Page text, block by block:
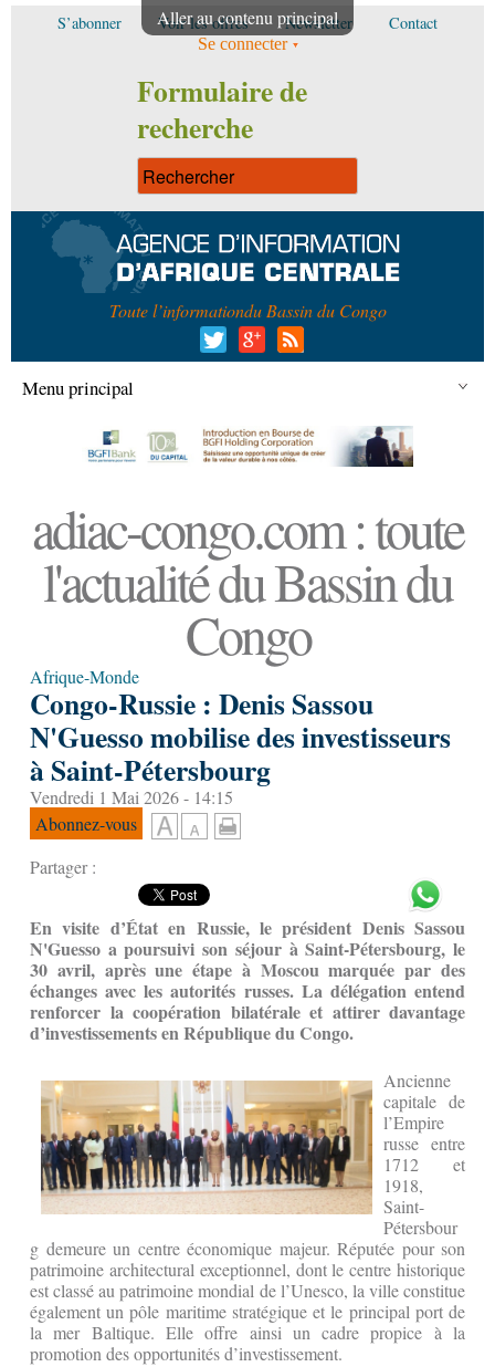
Aller au contenu principal
S’abonner Voir les offres Newsletter Contact
Se connecter
Formulaire de
recherche
Toute l’informationdu Bassin du Congo
Menu principal
adiac-congo.com : toute
l'actualité du Bassin du
Congo
Afrique-Monde
Congo-Russie : Denis Sassou
N'Guesso mobilise des investisseurs
à Saint-Pétersbourg
Vendredi 1 Mai 2026 - 14:15
Abonnez-vous
Partager :
En visite d’État en Russie, le président Denis Sassou
N'Guesso a poursuivi son séjour à Saint-Pétersbourg, le
30 avril, après une étape à Moscou marquée par des
échanges avec les autorités russes. La délégation entend
renforcer la coopération bilatérale et attirer davantage
d’investissements en République du Congo.
Ancienne
capitale de
l’Empire
russe entre
1712 et
1918,
Saint-
Pétersbour
g demeure un centre économique majeur. Réputée pour son
patrimoine architectural exceptionnel, dont le centre historique
est classé au patrimoine mondial de l’Unesco, la ville constitue
également un pôle maritime stratégique et le principal port de
la mer Baltique. Elle offre ainsi un cadre propice à la
promotion des opportunités d’investissement.